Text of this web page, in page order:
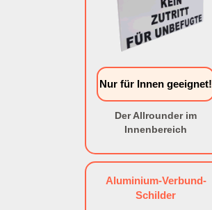
Nur für Innen geeignet!
Der Allrounder im
Innenbereich
Aluminium-Verbund-
Schilder